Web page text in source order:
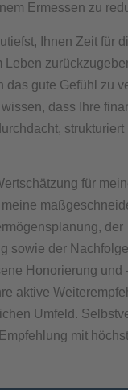
Ermessen zu
Ihnen Zeit für
das gute Gefühl zu
dass Ihre
für
meine
der
sowie der
Honorierung und
aktive
Umfeld.
mit